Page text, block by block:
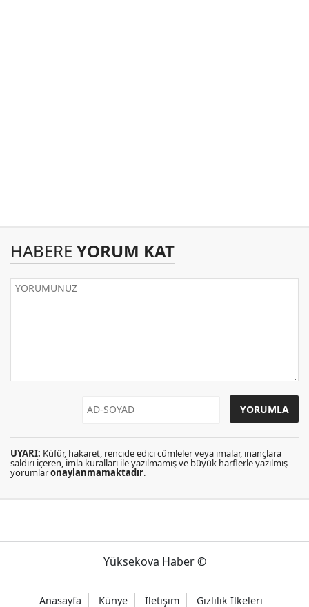
HABERE YORUM KAT
UYARI: Küfür, hakaret, rencide edici cümleler veya imalar, inançlara
saldırı içeren, imla kuralları ile yazılmamış ve büyük harflerle yazılmış
yorumlaronaylanmamaktadır.
Yüksekova Haber ©
Anasayfa Künye İletişim Gizlilik İlkeleri